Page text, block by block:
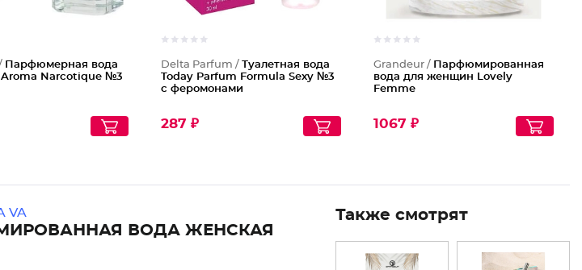
Парфюмерная вода
Narcotique №3
Delta Parfum /Туалетная вода
Today Parfum Formula Sexy №3
с феромонами
287 ₽
Grandeur / Парфюмированная
вода для женщин Lovely
Femme
1067 ₽
VA
ВОДА ЖЕНСКАЯ
Также смотрят